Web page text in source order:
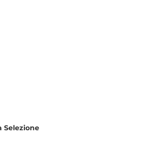
Selezione